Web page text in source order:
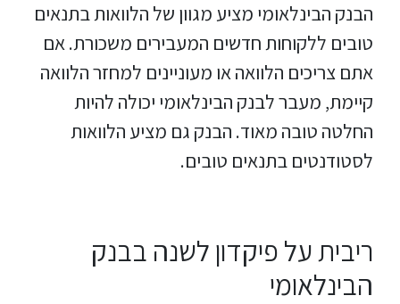
הבנק הבינלאומי מציע מגוון של הלוואות בתנאים
טובים ללקוחות חדשים המעבירים משכורת. אם
אתם צריכים הלוואה או מעוניינים למחזר הלוואה
קיימת, מעבר לבנק הבינלאומי יכולה להיות
החלטה טובה מאוד. הבנק גם מציע הלוואות
לסטודנטים בתנאים טובים.
ריבית על פיקדון לשנה בבנק
הבינלאומי